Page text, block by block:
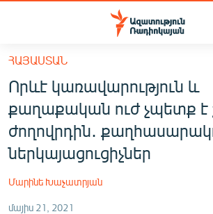
Մատչելիության
հիմնական
բովանդակությանը
հիմնական
մենյուին
Որոնում
ՀԱՅԱՍՏԱՆ
ՔԱՂԱՔԱԿԱՆ
ԸՆՏՐՈՒԹՅՈՒՆՆԵՐ 2026
ՀԱՅԱՍՏԱՆ
Որևէ կառավարություն և
քաղաքական ուժ չպետք է
ժողովրդին․
ներկայացուցիչներ
Մարինե Խաչատրյան
մայիս 21, 2021